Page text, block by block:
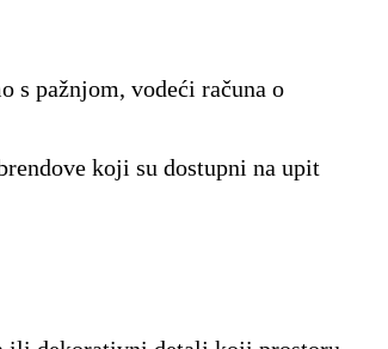
s pažnjom, vodeći računa o
koji su dostupni na upit